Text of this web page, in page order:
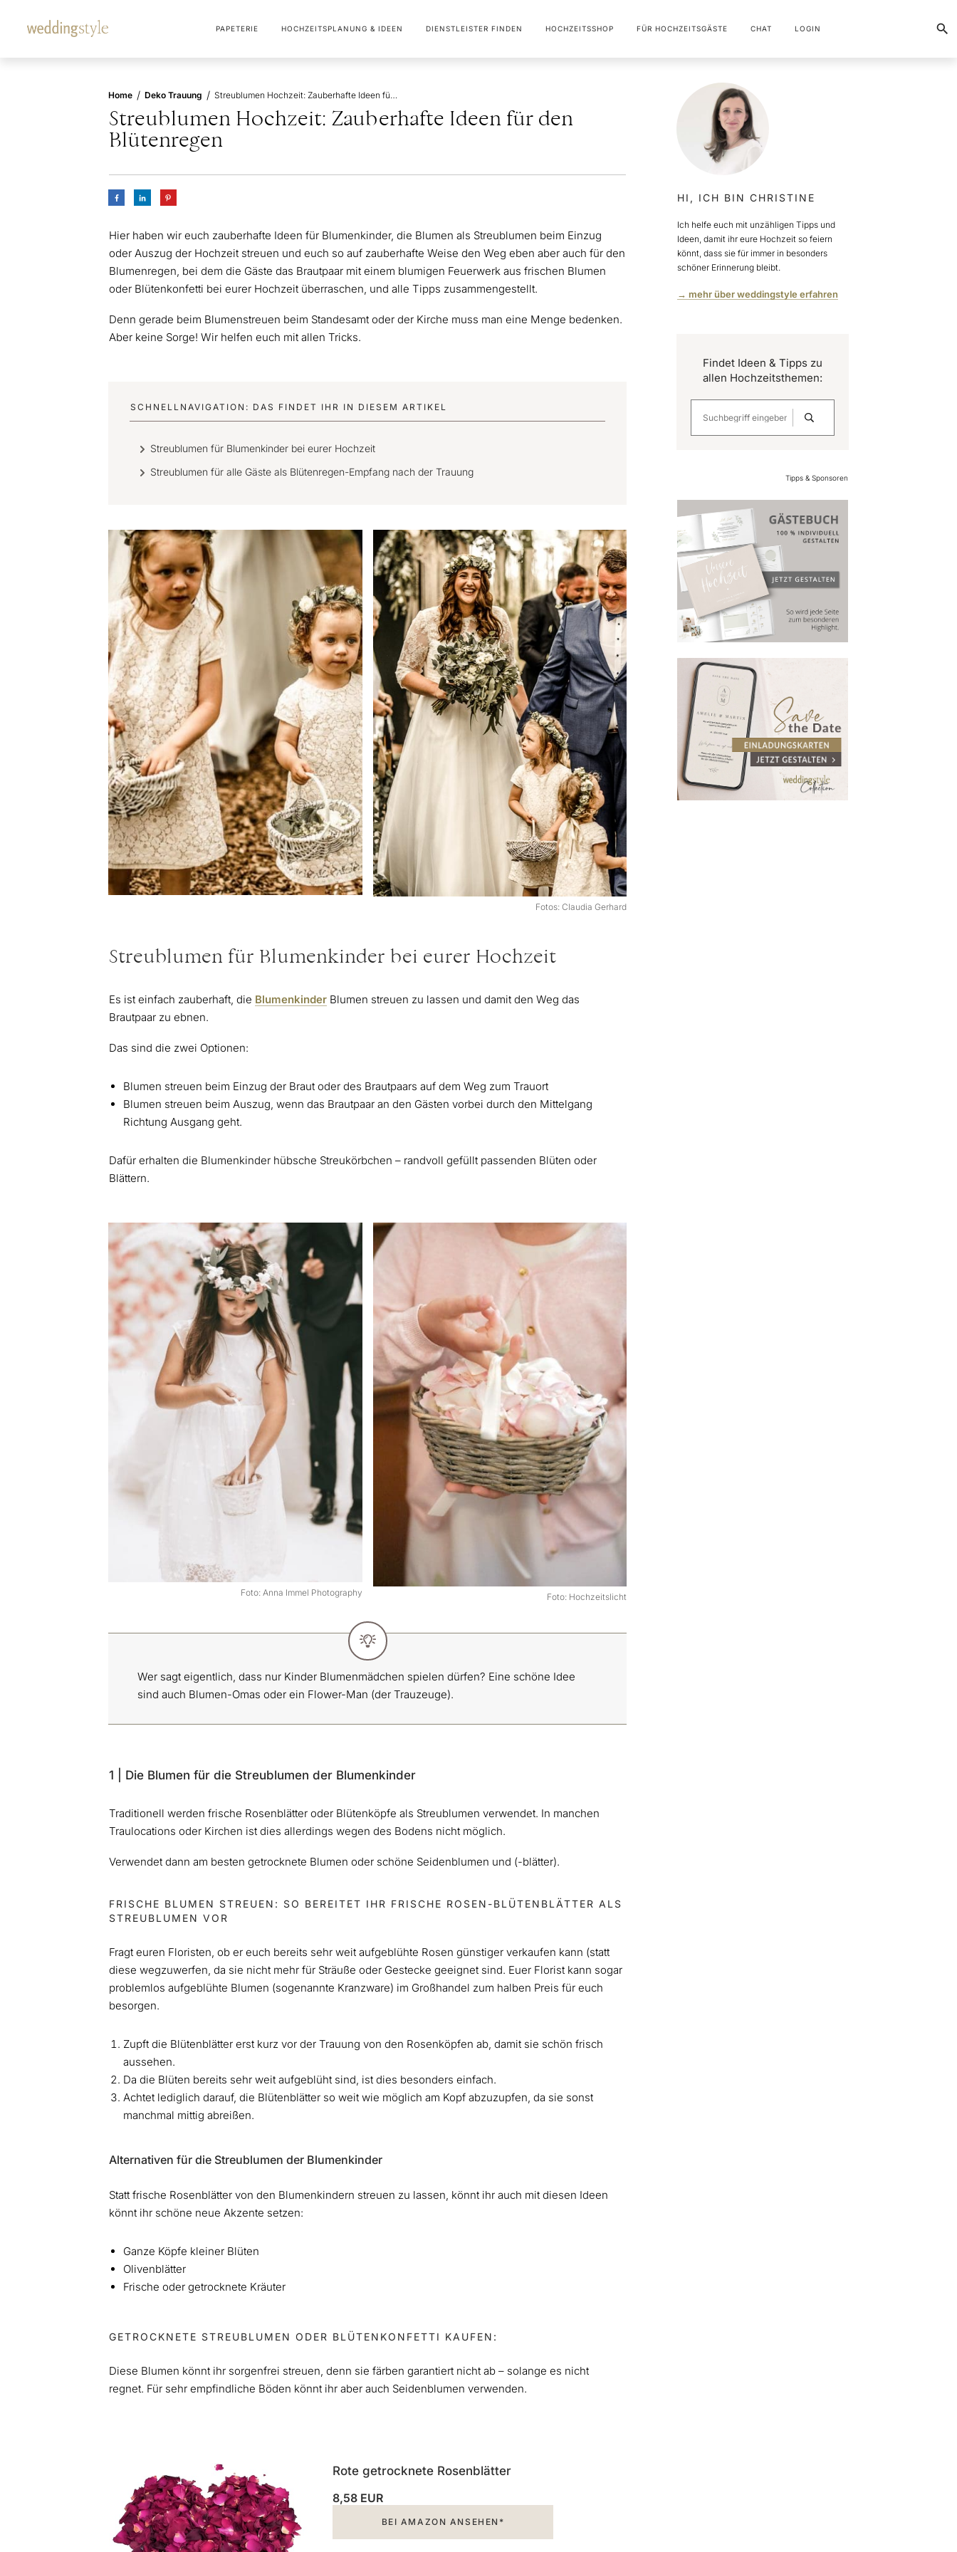
PAPETERIE HOCHZEITSPLANUNG & IDEEN DIENSTLEISTER FINDEN HOCHZEITSSHOP FÜR HOCHZEITSGÄSTE CHAT LOGIN
Home / Deko Trauung / Streublumen Hochzeit: Zauberhafte Ideen für den Blütenregen
Streublumen Hochzeit: Zauberhafte Ideen für den
Blütenregen
Hier haben wir euch zauberhafte Ideen für Blumenkinder, die Blumen als Streublumen beim Einzug
oder Auszug der Hochzeit streuen und euch so auf zauberhafte Weise den Weg eben aber auch für den
Blumenregen, bei dem die Gäste das Brautpaar mit einem blumigen Feuerwerk aus frischen Blumen
oder Blütenkonfetti bei eurer Hochzeit überraschen, und alle Tipps zusammengestellt.
Denn gerade beim Blumenstreuen beim Standesamt oder der Kirche muss man eine Menge bedenken.
Aber keine Sorge! Wir helfen euch mit allen Tricks.
SCHNELLNAVIGATION: DAS FINDET IHR IN DIESEM ARTIKEL
Streublumen für Blumenkinder bei eurer Hochzeit
Streublumen für alle Gäste als Blütenregen-Empfang nach der Trauung
Fotos: Claudia Gerhard
Streublumen für Blumenkinder bei eurer Hochzeit
Es ist einfach zauberhaft, die Blumenkinder Blumen streuen zu lassen und damit den Weg das
Brautpaar zu ebnen.
Das sind die zwei Optionen:
Blumen streuen beim Einzug der Braut oder des Brautpaars auf dem Weg zum Trauort
Blumen streuen beim Auszug, wenn das Brautpaar an den Gästen vorbei durch den Mittelgang
Richtung Ausgang geht.
Dafür erhalten die Blumenkinder hübsche Streukörbchen – randvoll gefüllt passenden Blüten oder
Blättern.
Foto: Anna Immel Photography Foto: Hochzeitslicht
Wer sagt eigentlich, dass nur Kinder Blumenmädchen spielen dürfen? Eine schöne Idee
sind auch Blumen-Omas oder ein Flower-Man (der Trauzeuge).
1 | Die Blumen für die Streublumen der Blumenkinder
Traditionell werden frische Rosenblätter oder Blütenköpfe als Streublumen verwendet. In manchen
Traulocations oder Kirchen ist dies allerdings wegen des Bodens nicht möglich.
Verwendet dann am besten getrocknete Blumen oder schöne Seidenblumen und (-blätter).
FRISCHE BLUMEN STREUEN: SO BEREITET IHR FRISCHE ROSEN-BLÜTENBLÄTTER ALS
STREUBLUMEN VOR
Fragt euren Floristen, ob er euch bereits sehr weit aufgeblühte Rosen günstiger verkaufen kann (statt
diese wegzuwerfen, da sie nicht mehr für Sträuße oder Gestecke geeignet sind. Euer Florist kann sogar
problemlos aufgeblühte Blumen (sogenannte Kranzware) im Großhandel zum halben Preis für euch
besorgen.
Zupft die Blütenblätter erst kurz vor der Trauung von den Rosenköpfen ab, damit sie schön frisch
aussehen.
Da die Blüten bereits sehr weit aufgeblüht sind, ist dies besonders einfach.
Achtet lediglich darauf, die Blütenblätter so weit wie möglich am Kopf abzuzupfen, da sie sonst
manchmal mittig abreißen.
Alternativen für die Streublumen der Blumenkinder
Statt frische Rosenblätter von den Blumenkindern streuen zu lassen, könnt ihr auch mit diesen Ideen
könnt ihr schöne neue Akzente setzen:
Ganze Köpfe kleiner Blüten
Olivenblätter
Frische oder getrocknete Kräuter
GETROCKNETE STREUBLUMEN ODER BLÜTENKONFETTI KAUFEN:
Diese Blumen könnt ihr sorgenfrei streuen, denn sie färben garantiert nicht ab – solange es nicht
regnet. Für sehr empfindliche Böden könnt ihr aber auch Seidenblumen verwenden.
Rote getrocknete Rosenblätter
8,58 EUR
BEI AMAZON ANSEHEN*
HI, ICH BIN CHRISTINE
Ich helfe euch mit unzähligen Tipps und
Ideen, damit ihr eure Hochzeit so feiern
könnt, dass sie für immer in besonders
schöner Erinnerung bleibt.
→ mehr über weddingstyle erfahren
Findet Ideen & Tipps zu
allen Hochzeitsthemen:
Tipps & Sponsoren